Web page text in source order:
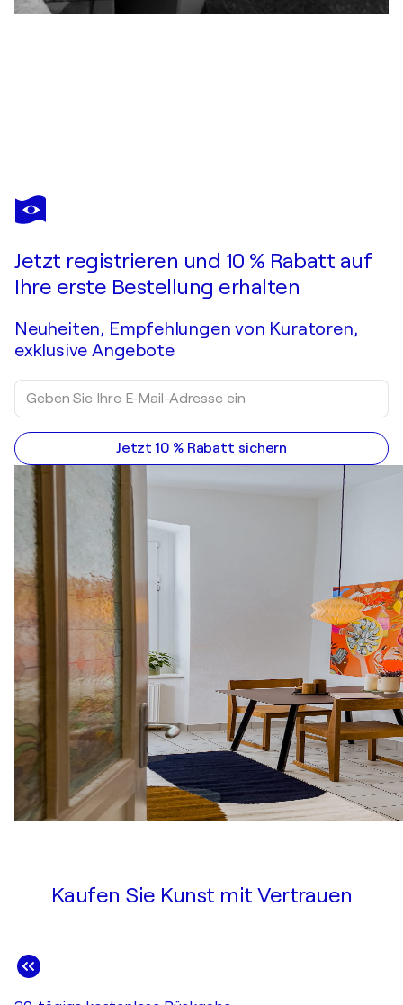
PHILIPPE ABRIL
Laurence
Jetzt registrieren und 10 % Rabatt auf
Ihre erste Bestellung erhalten
Neuheiten, Empfehlungen von Kuratoren,
exklusive Angebote
Jetzt 10 % Rabatt sichern
Kaufen Sie Kunst mit Vertrauen